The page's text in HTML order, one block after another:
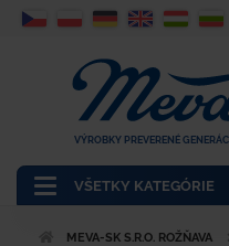
VŠETKY KATEGÓRIE
VÝROBKY PREVERENÉ
MEVA-SK S.R.O. ROŽŇAVA